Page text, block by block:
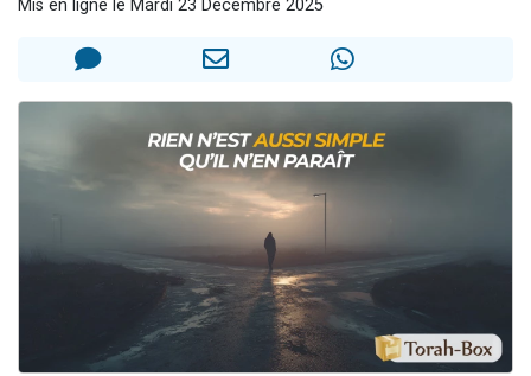
Mis en ligne le Mardi 23 Décembre 2025